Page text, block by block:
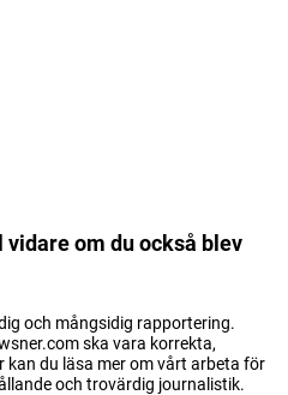
om du också blev
och mångsidig rapportering.
ska vara korrekta,
kan du läsa mer om vårt arbeta för
och trovärdig journalistik.